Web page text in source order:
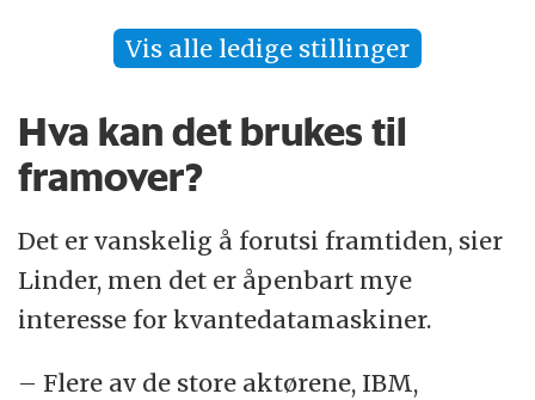
Vis alle ledige stillinger
Hva kan det brukes til
framover?
Det er vanskelig å forutsi framtiden, sier
Linder, men det er åpenbart mye
interesse for kvantedatamaskiner.
– Flere av de store aktørene, IBM,